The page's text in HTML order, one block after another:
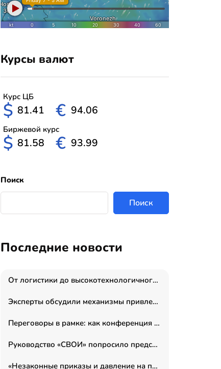
Курсы валют
Курс ЦБ
$ 81.41 € 94.06
Биржевой курс
$ 81.58 € 93.99
Поиск
Поиск
Последние новости
От логистики до высокотехнологичного производства: как основатель “гагаринга” выстраивает экосистему безопасности и гражданских БПЛА
Эксперты обсудили механизмы привлечения молодых специалистов в промышленные города
Переговоры в рамке: как конференция «Бизнес как искусство» переформатирует деловой этикет в стенах ТПП РФ
Руководство «СВОИ» попросило председателя СКР дать правовую оценку обысков в тыловом штабе
«Незаконные приказы и давление на полицию»: Эрнеста Султанова задержали у посольства Израиля во время одиночного пикета